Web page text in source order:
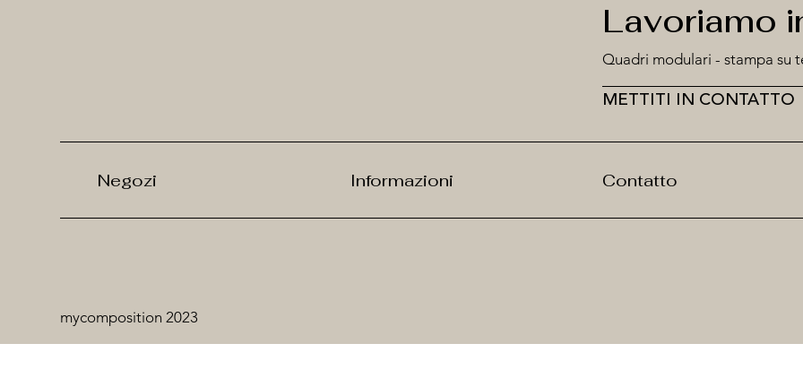
METTITI IN CONTATTO
Quadri modulari - stampa su
Lavoriamo
Negozi Informazioni Contatto
mycomposition 2023